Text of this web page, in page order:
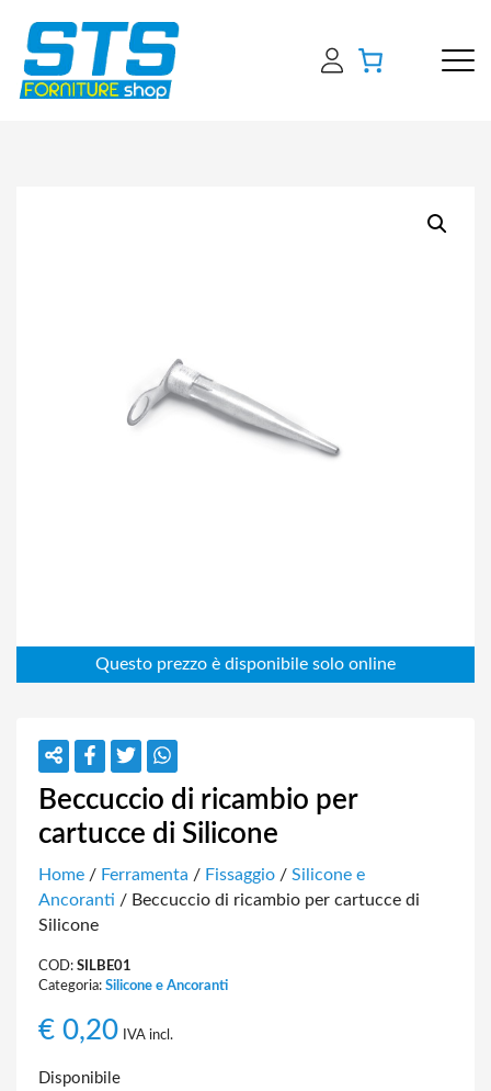
Beccuccio di ricambio per
cartucce di Silicone
Home / Ferramenta / Fissaggio / Silicone e
Ancoranti / Beccuccio di ricambio per cartucce di
Silicone
COD: SILBE01
Categoria: Silicone e Ancoranti
€ 0,20 IVA incl.
Disponibile